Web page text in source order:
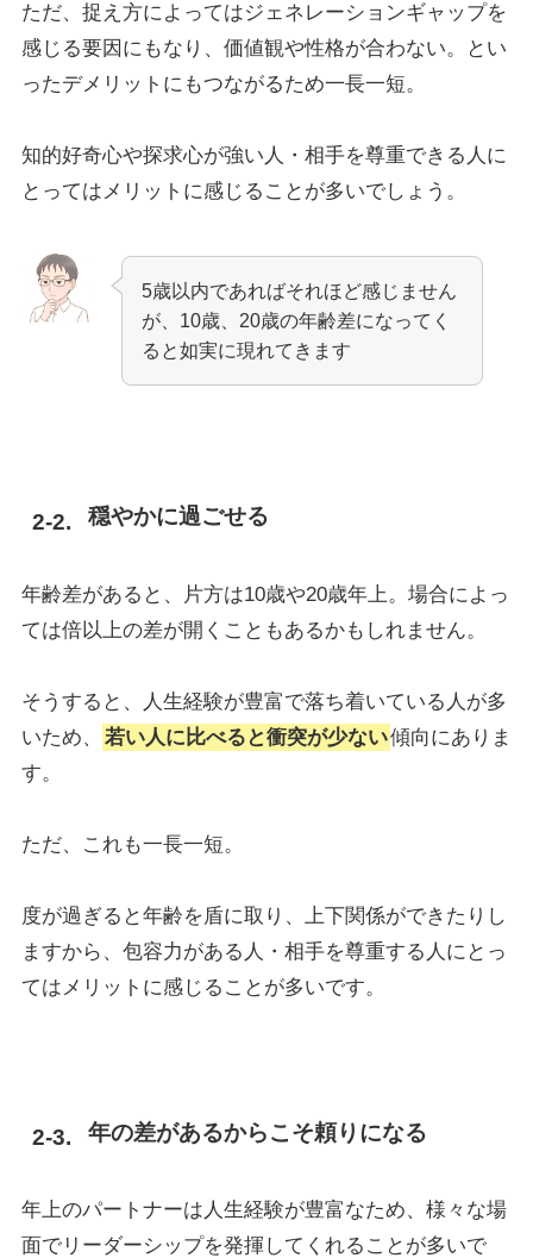
ただ、捉え方によってはジェネレーションギャップを
感じる要因にもなり、価値観や性格が合わない。とい
ったデメリットにもつながるため一長一短。
知的好奇心や探求心が強い人・相手を尊重できる人に
とってはメリットに感じることが多いでしょう。
5歳以内であればそれほど感じません
が、10歳、20歳の年齢差になってく
ると如実に現れてきます
穏やかに過ごせる
年齢差があると、片方は10歳や20歳年上。場合によっ
ては倍以上の差が開くこともあるかもしれません。
そうすると、人生経験が豊富で落ち着いている人が多
いため、
若い人に比べると衝突が少ない傾向にありま
す。
ただ、これも一長一短。
度が過ぎると年齢を盾に取り、上下関係ができたりし
ますから、包容力がある人・相手を尊重する人にとっ
てはメリットに感じることが多いです。
年の差があるからこそ頼りになる
年上のパートナーは人生経験が豊富なため、様々な場
面でリーダーシップを発揮してくれることが多いで